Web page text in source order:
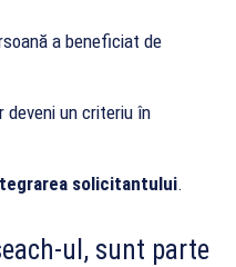
a beneficiat de
deveni un criteriu în
solicitantului.
ul, sunt parte